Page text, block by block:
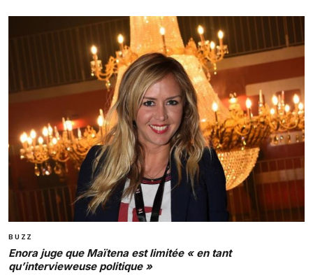
BUZZ
Enora juge que Maïtena est limitée « en tant
qu’intervieweuse politique »